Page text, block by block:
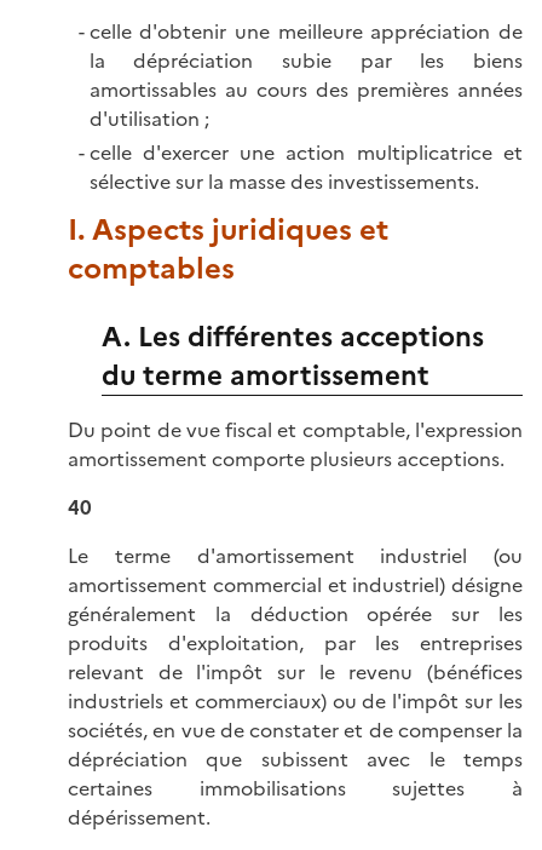
celle d'obtenir une meilleure appréciation de
la dépréciation subie par les biens
amortissables au cours des premières années
d'utilisation ;
celle d'exercer une action multiplicatrice et
sélective sur la masse des investissements.
I. Aspects juridiques et
comptables
A. Les différentes acceptions
du terme amortissement
Du point de vue fiscal et comptable, l'expression
amortissement comporte plusieurs acceptions.
40
Le terme d'amortissement industriel (ou
amortissement commercial et industriel) désigne
généralement la déduction opérée sur les
produits d'exploitation, par les entreprises
relevant de l'impôt sur le revenu (bénéfices
industriels et commerciaux) ou de l'impôt sur les
sociétés, en vue de constater et de compenser la
dépréciation que subissent avec le temps
certaines immobilisations sujettes à
dépérissement.